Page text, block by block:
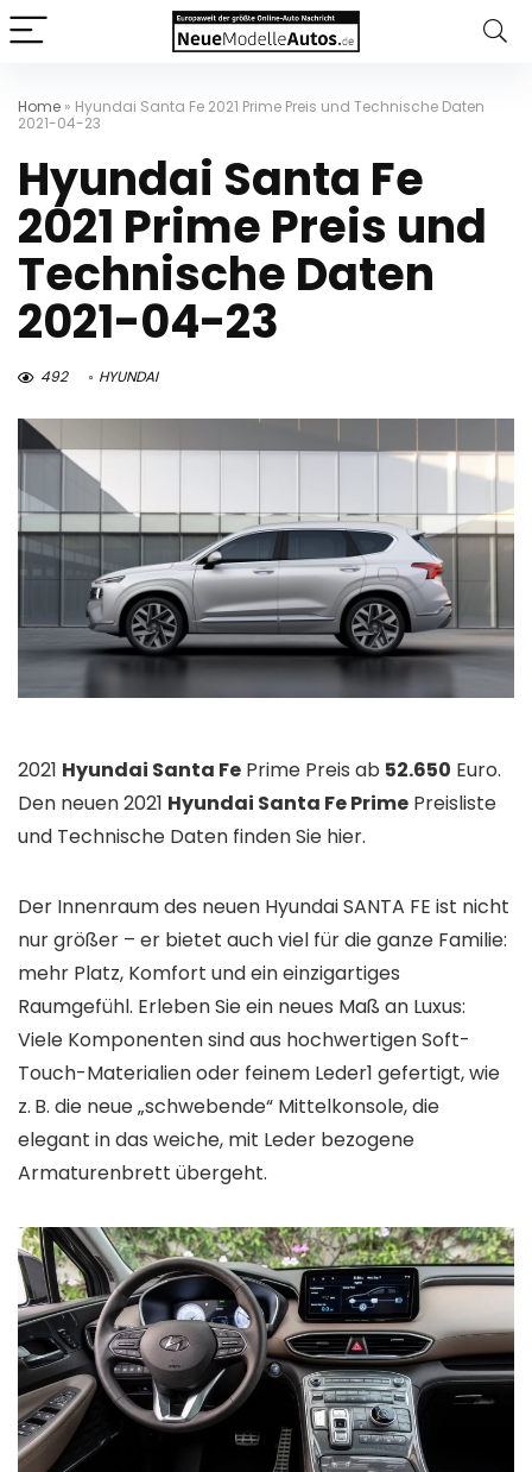
Home » Hyundai Santa Fe 2021 Prime Preis und Technische Daten
2021-04-23
Hyundai Santa Fe
2021 Prime Preis und
Technische Daten
2021-04-23
492 HYUNDAI
2021 Hyundai Santa Fe Prime Preis ab 52.650 Euro.
Den neuen 2021 Hyundai Santa Fe Prime Preisliste
und Technische Daten finden Sie hier.
Der Innenraum des neuen Hyundai SANTA FE ist nicht
nur größer – er bietet auch viel für die ganze Familie:
mehr Platz, Komfort und ein einzigartiges
Raumgefühl. Erleben Sie ein neues Maß an Luxus:
Viele Komponenten sind aus hochwertigen Soft-
Touch-Materialien oder feinem Leder1 gefertigt, wie
z. B. die neue „schwebende“ Mittelkonsole, die
elegant in das weiche, mit Leder bezogene
Armaturenbrett übergeht.